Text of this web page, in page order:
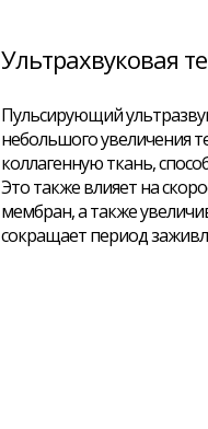
Ультрахвуковая
Пульсирующий
небольшого увеличения
коллагенную ткань,
Это также влияет на
мембран, а также
сокращает период